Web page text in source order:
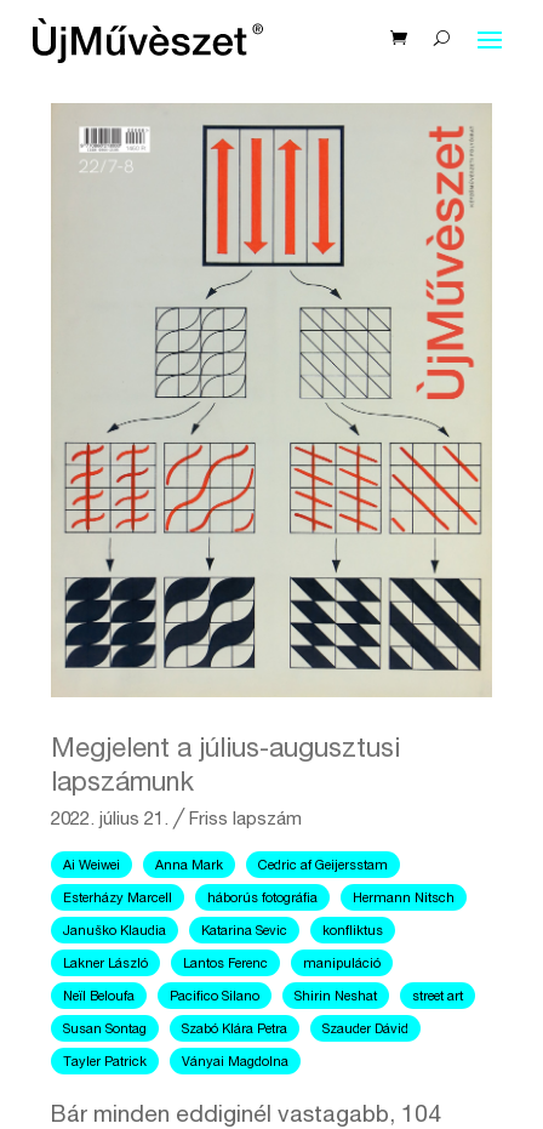
Megjelent a július-augusztusi
lapszámunk
2022. július 21. ╱ Friss lapszám
Ai Weiwei Anna Mark Cedric af Geijersstam
Esterházy Marcell háborús fotográfia Hermann Nitsch
Januško Klaudia Katarina Sevic konfliktus
Lakner László Lantos Ferenc manipuláció
Neïl Beloufa Pacifico Silano Shirin Neshat street art
Susan Sontag Szabó Klára Petra Szauder Dávid
Tayler Patrick Ványai Magdolna
Bár minden eddiginél vastagabb, 104